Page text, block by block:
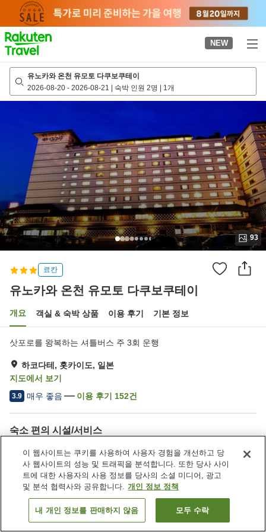
page
NEW
유노카와 온천 유모토 다쿠보쿠테이
2026-08-20 - 2026-08-21 | 숙박 인원 2명 | 1개
93
료칸
유노카와 온천 유모토 다쿠보쿠테이
개요 객실 & 숙박 상품 이용 후기 기본 정보
삿포로를 왕복하는 셔틀버스 주 3회 운행
하코다테, 홋카이도, 일본
지도에서 보기
3.9 매우 좋음 이용 후기 152건
숙소 편의 시설/서비스
주차장
사우나
레스토랑
바
일본 홋카이도
하코다테
유노카와 온천 유모토 다쿠보쿠테이
객실 보기
이 웹사이트는 쿠키를 사용하여 사용자 경험을 개선하고 당
사 웹사이트의 성능 및 트래픽을 분석합니다. 또한 당사 사이
트에 대한 사용자의 사용 정보를 당사의 소셜 미디어, 광고
및 분석 협력사와 공유합니다. 개인 정보 정책
내 개인 정보를 판매하지 않음 모두 수락